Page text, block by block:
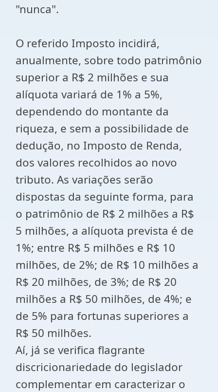
"nunca".
O referido Imposto incidirá,
anualmente, sobre todo patrimônio
superior a R$ 2 milhões e sua
alíquota variará de 1% a 5%,
dependendo do montante da
riqueza, e sem a possibilidade de
dedução, no Imposto de Renda,
dos valores recolhidos ao novo
tributo. As variações serão
dispostas da seguinte forma, para
o patrimônio de R$ 2 milhões a R$
5 milhões, a alíquota prevista é de
1%; entre R$ 5 milhões e R$ 10
milhões, de 2%; de R$ 10 milhões a
R$ 20 milhões, de 3%; de R$ 20
milhões a R$ 50 milhões, de 4%; e
de 5% para fortunas superiores a
R$ 50 milhões.
Aí, já se verifica flagrante
discricionariedade do legislador
complementar em caracterizar o